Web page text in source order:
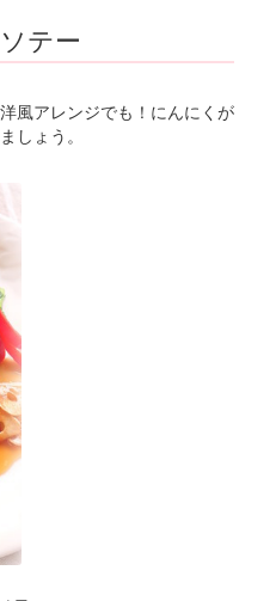
テー
風アレンジでも！にんにくが
しょう。